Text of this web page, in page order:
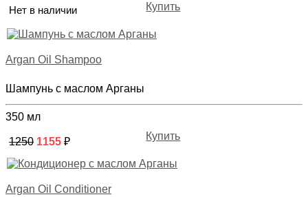
Нет в наличии
Купить
Argan Oil Shampoo
Шампунь с маслом Арганы
350 мл
1250 1155 ₽ Купить
Argan Oil Conditioner